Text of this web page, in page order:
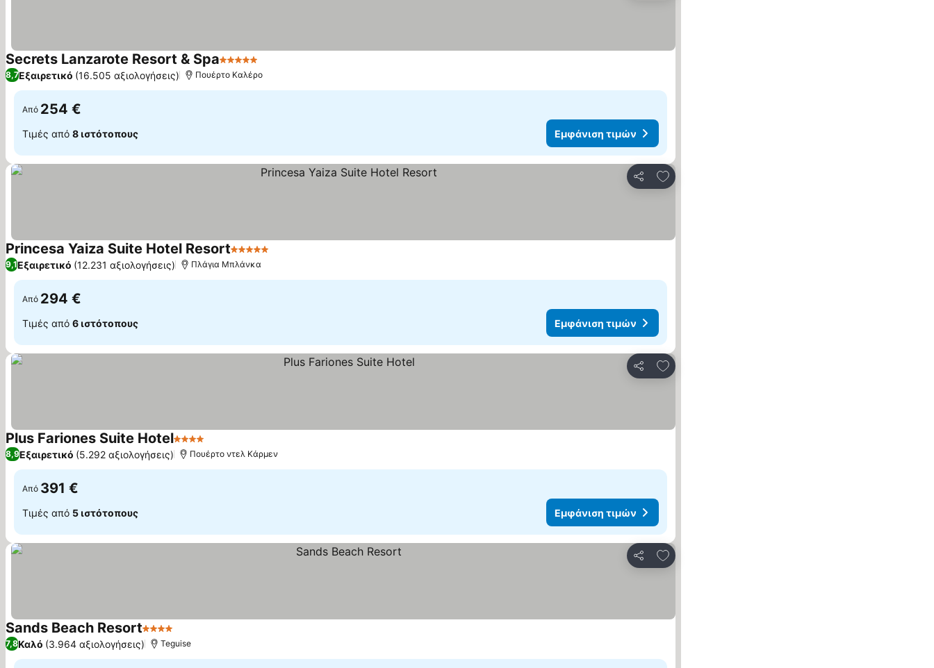
Secrets Lanzarote Resort & Spa5 Αστέρια
8,7Εξαιρετικό (16.505 αξιολογήσεις) Πουέρτο Καλέρο
Από 254 €
Τιμές από 8 ιστότοπους Εμφάνιση τιμών
Κοινοποίηση
Προσθήκη στα αγαπημένα
Princesa Yaiza Suite Hotel Resort5 Αστέρια
9,1Εξαιρετικό (12.231 αξιολογήσεις) Πλάγια Μπλάνκα
Από 294 €
Τιμές από 6 ιστότοπους Εμφάνιση τιμών
Κοινοποίηση
Προσθήκη στα αγαπημένα
Plus Fariones Suite Hotel4 Αστέρια
8,9Εξαιρετικό (5.292 αξιολογήσεις) Πουέρτο ντελ Κάρμεν
Από 391 €
Τιμές από 5 ιστότοπους Εμφάνιση τιμών
Κοινοποίηση
Προσθήκη στα αγαπημένα
Sands Beach Resort4 Αστέρια
7,8Καλό (3.964 αξιολογήσεις) Teguise